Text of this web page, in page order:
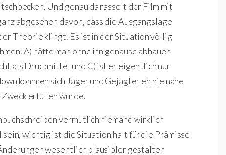
Und genau da rasselt der Film mit
abgesehen davon, dass die Ausgangslage
Theorie klingt. Es ist in der Situation völlig
A) hätte man ohne ihn genauso abhauen
als Druckmittel und C) ist er eigentlich nur
kommen sich Jäger und Gejagter eh nie nahe
erfüllen würde.
vermutlich niemand wirklich
wichtig ist die Situation halt für die Prämisse
wesentlich plausibler gestalten